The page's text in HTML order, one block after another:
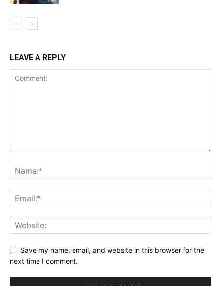
LEAVE A REPLY
Save my name, email, and website in this browser for the
next time I comment.